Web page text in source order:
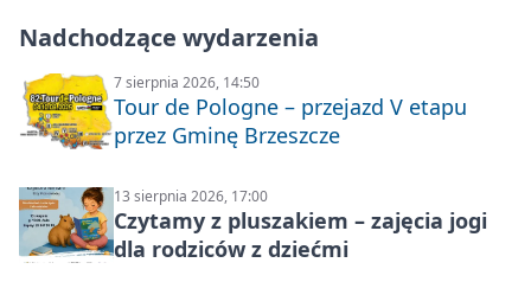
Nadchodzące wydarzenia
7 sierpnia 2026, 14:50
Tour de Pologne – przejazd V etapu
przez Gminę Brzeszcze
13 sierpnia 2026, 17:00
Czytamy z pluszakiem – zajęcia jogi
dla rodziców z dziećmi